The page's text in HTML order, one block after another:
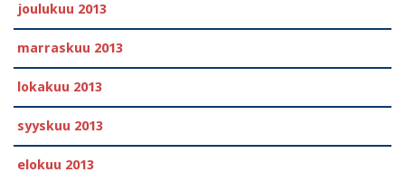
joulukuu 2013
marraskuu 2013
lokakuu 2013
syyskuu 2013
elokuu 2013